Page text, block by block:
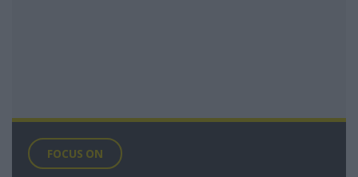
FOCUS ON